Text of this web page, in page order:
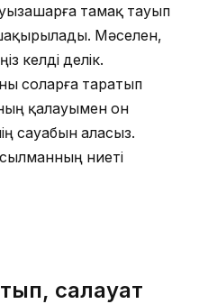
тамақ тауып
Мәселен,
келді делік.
соларға таратып
қалауымен он
сауабын аласыз.
ниеті
салауат